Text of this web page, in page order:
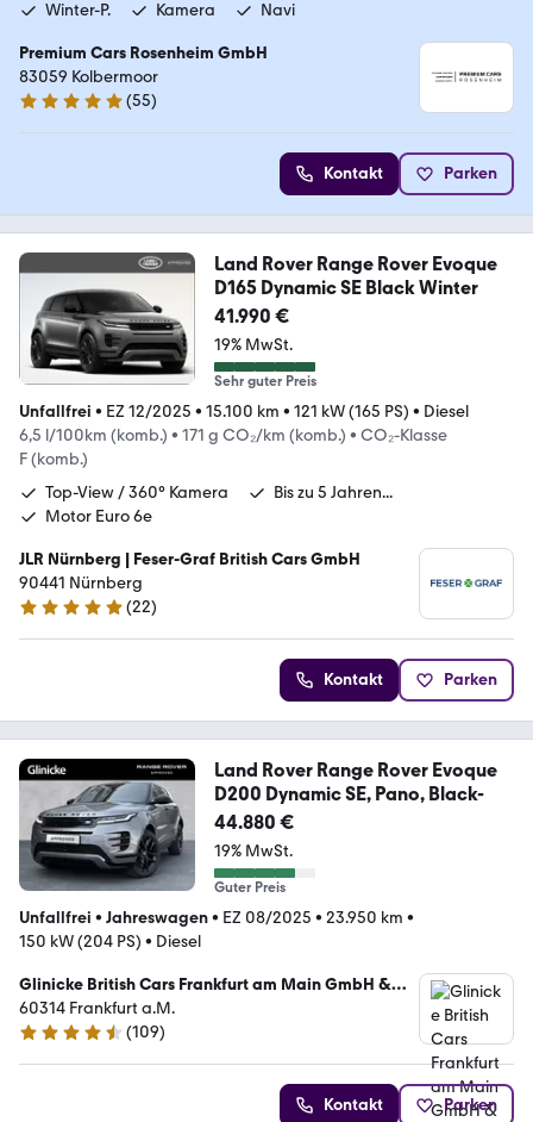
Winter-P. Kamera Navi
Premium Cars Rosenheim GmbH
83059 Kolbermoor
4.9 Sterne
(55)
Kontakt Parken
Land Rover Range Rover Evoque
D165 Dynamic SE Black Winter
41.990 €
19% MwSt.
Sehr guter Preis
Unfallfrei • EZ 12/2025 • 15.100 km • 121 kW (165 PS) • Diesel
6,5 l/100km (komb.) • 171 g CO₂/km (komb.) • CO₂-Klasse
F (komb.)
Top-View / 360° Kamera
Bis zu 5 Jahren...
Motor Euro 6e
JLR Nürnberg | Feser-Graf British Cars GmbH
90441 Nürnberg
5 Sterne
(22)
Kontakt Parken
Land Rover Range Rover Evoque
D200 Dynamic SE, Pano, Black-
44.880 €
19% MwSt.
Guter Preis
Unfallfrei • Jahreswagen• EZ 08/2025 • 23.950 km •
150 kW (204 PS) • Diesel
Glinicke British Cars Frankfurt am Main GmbH &
Co. KG
60314 Frankfurt a.M.
4.5 Sterne
(109)
Kontakt Parken